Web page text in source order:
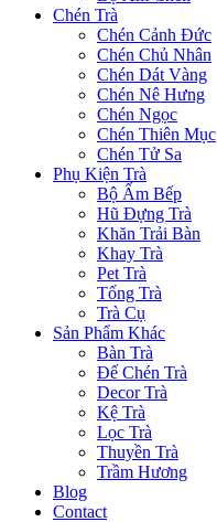
Chén Trà
Chén Cảnh Đức
Chén Chủ Nhân
Chén Dát Vàng
Chén Nê Hưng
Chén Ngọc
Chén Thiên Mục
Chén Tử Sa
Phụ Kiện Trà
Bộ Ấm Bếp
Hũ Đựng Trà
Khăn Trải Bàn
Khay Trà
Pet Trà
Tống Trà
Trà Cụ
Sản Phẩm Khác
Bàn Trà
Đế Chén Trà
Decor Trà
Kệ Trà
Lọc Trà
Thuyền Trà
Trầm Hương
Blog
Contact